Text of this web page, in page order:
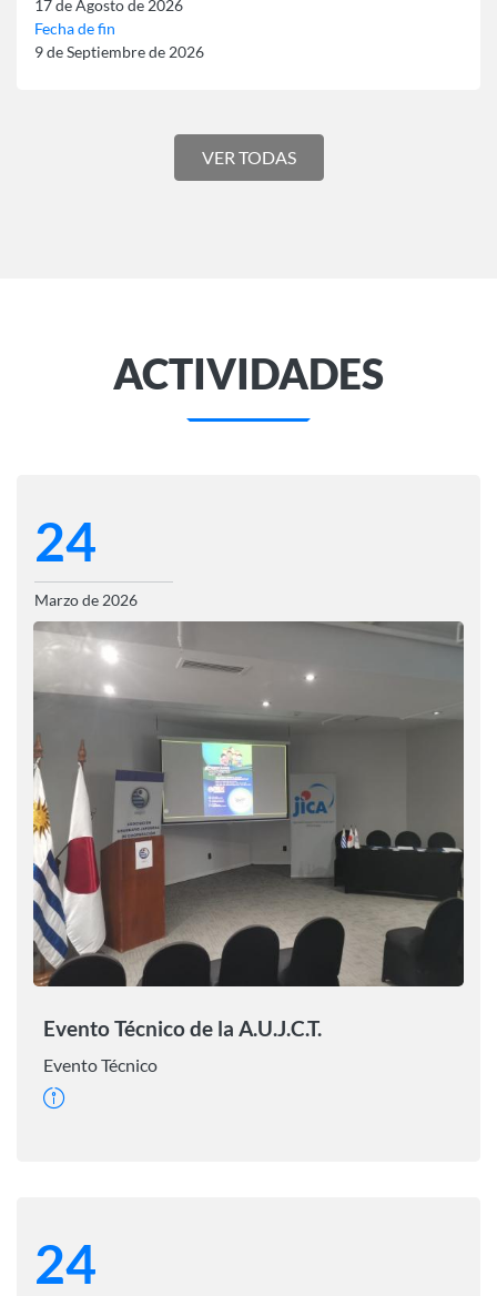
17 de Agosto de 2026
Fecha de fin
9 de Septiembre de 2026
VER TODAS
ACTIVIDADES
24
Marzo de 2026
Evento Técnico de la A.U.J.C.T.
Evento Técnico
24